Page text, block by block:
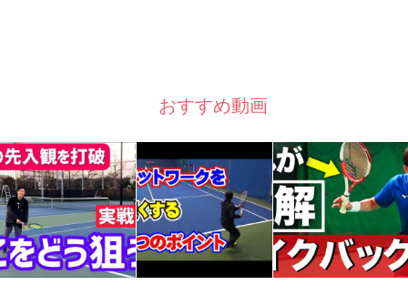
おすすめ動画